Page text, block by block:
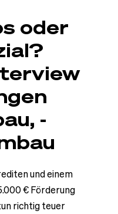
oder
-
und einem
€ Förderung
richtig teuer